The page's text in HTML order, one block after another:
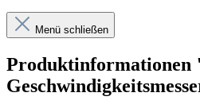
Menü schließen
Produktinformationen